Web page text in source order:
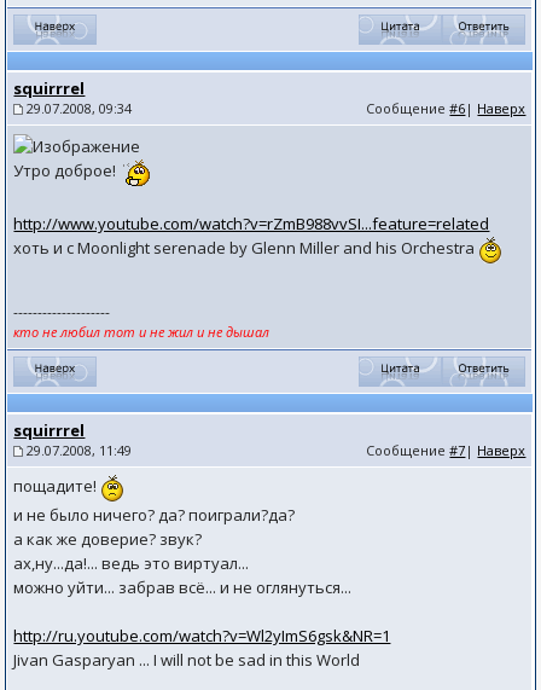
squirrrel
29.07.2008, 09:34 Сообщение#6 | Наверх
Утро доброе!
http://www.youtube.com/watch?v=rZmB988vvSI...feature=related
хоть и с Moonlight serenade by Glenn Miller and his Orchestra
--------------------
кто не любил тот и не жил и не дышал
squirrrel
29.07.2008, 11:49 Сообщение#7 | Наверх
пощадите!
и не было ничего? да? поиграли?да?
а как же доверие? звук?
ах,ну...да!... ведь это виртуал...
можно уйти... забрав всё... и не оглянуться...
http://ru.youtube.com/watch?v=Wl2yImS6gsk&NR=1
Jivan Gasparyan ... I will not be sad in this World